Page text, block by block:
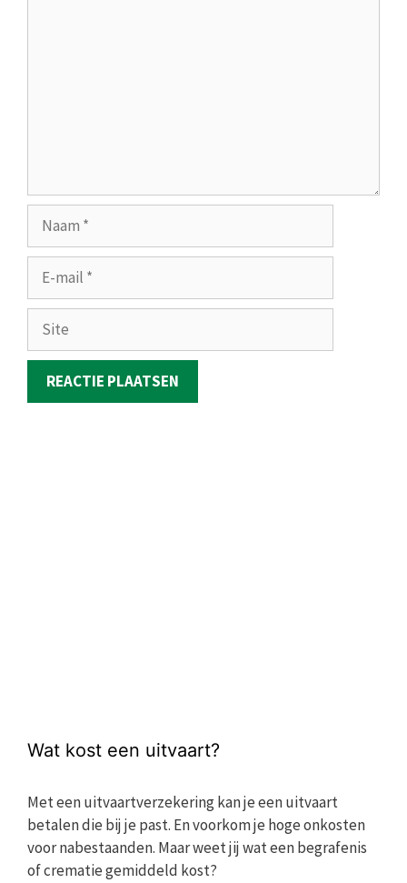
mail
Site
Wat kost een uitvaart?
Met een uitvaartverzekering kan je een uitvaart
betalen die bij je past. En voorkom je hoge onkosten
voor nabestaanden. Maar weet jij wat een begrafenis
of crematie gemiddeld kost?